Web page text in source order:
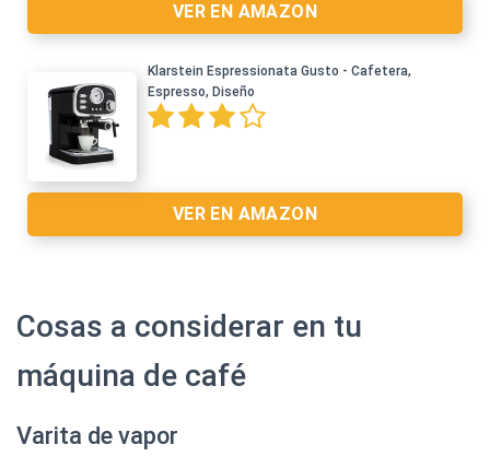
VER EN AMAZON
Klarstein Espressionata Gusto - Cafetera,
Espresso, Diseño
VER EN AMAZON
Cosas a considerar en tu
máquina de café
Varita de vapor